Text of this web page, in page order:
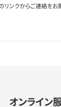
リンクからご連絡をお
オンライン